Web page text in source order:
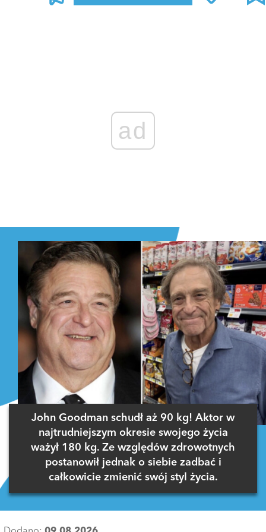
ad
John Goodman schudł aż 90 kg! Aktor w
najtrudniejszym okresie swojego życia
ważył 180 kg. Ze względów zdrowotnych
postanowił jednak o siebie zadbać i
całkowicie zmienić swój styl życia.